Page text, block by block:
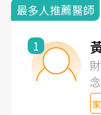
最多人推薦醫師
1